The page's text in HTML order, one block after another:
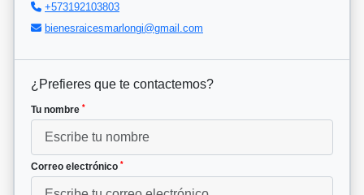
+573192103803
bienesraicesmarlongi@gmail.com
¿Prefieres que te contactemos?
Tu nombre *
Correo electrónico *